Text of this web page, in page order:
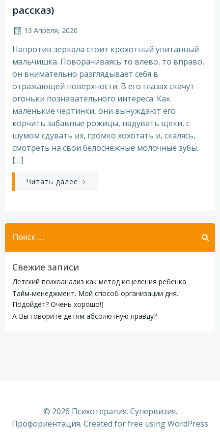
рассказ)
13 Апреля, 2020
Напротив зеркала стоит крохотный упитанный
мальчишка. Поворачиваясь то влево, то вправо,
он внимательно разглядывает себя в
отражающей поверхности. В его глазах скачут
огоньки познавательного интереса. Как
маленькие чертинки, они вынуждают его
корчить забавные рожицы, надувать щеки, с
шумом сдувать их, громко хохотать и, скалясь,
смотреть на свои белоснежные молочные зубы.
[…]
Читать далее
Найти:
Свежие записи
Детский психоанализ как метод исцеления ребенка
Тайм-менеджмент. Мой способ организации дня.
Подойдёт? Очень хорошо!)
А Вы говорите детям абсолютную правду?
© 2026 Психотерапия. Супервизия.
Профориентация. Created for free using WordPress